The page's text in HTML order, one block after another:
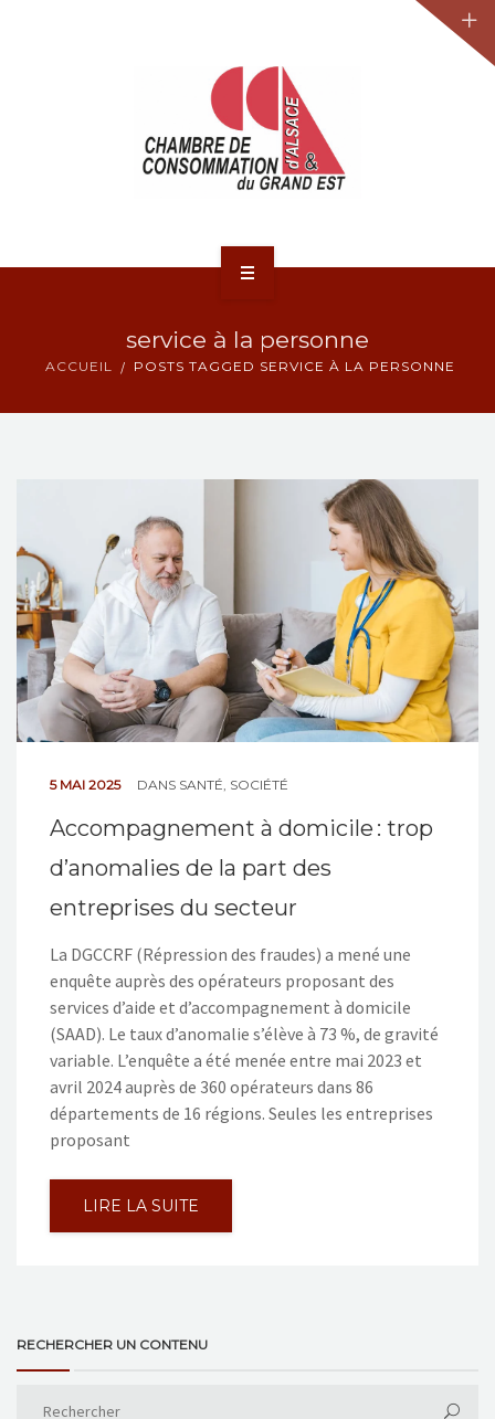
CONTACT
service à la personne
ACCUEIL POSTS TAGGED SERVICE À LA PERSONNE
5 MAI 2025 DANS SANTÉ SOCIÉTÉ
Accompagnement à domicile : trop
d’anomalies de la part des
entreprises du secteur
La DGCCRF (Répression des fraudes) a mené une
enquête auprès des opérateurs proposant des
services d’aide et d’accompagnement à domicile
(SAAD). Le taux d’anomalie s’élève à 73 %, de gravité
variable. L’enquête a été menée entre mai 2023 et
avril 2024 auprès de 360 opérateurs dans 86
départements de 16 régions. Seules les entreprises
proposant
LIRE LA SUITE
RECHERCHER UN CONTENU